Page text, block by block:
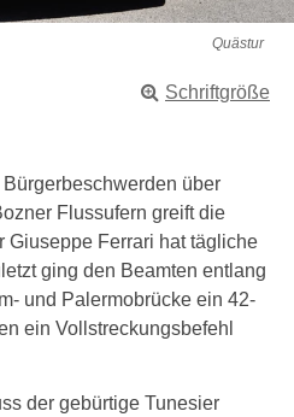
Quästur
Schriftgröße
über
Flussufern greift die
Giuseppe Ferrari hat tägliche
ging den Beamten entlang
und Palermobrücke ein 42-
ein Vollstreckungsbefehl
der gebürtige Tunesier